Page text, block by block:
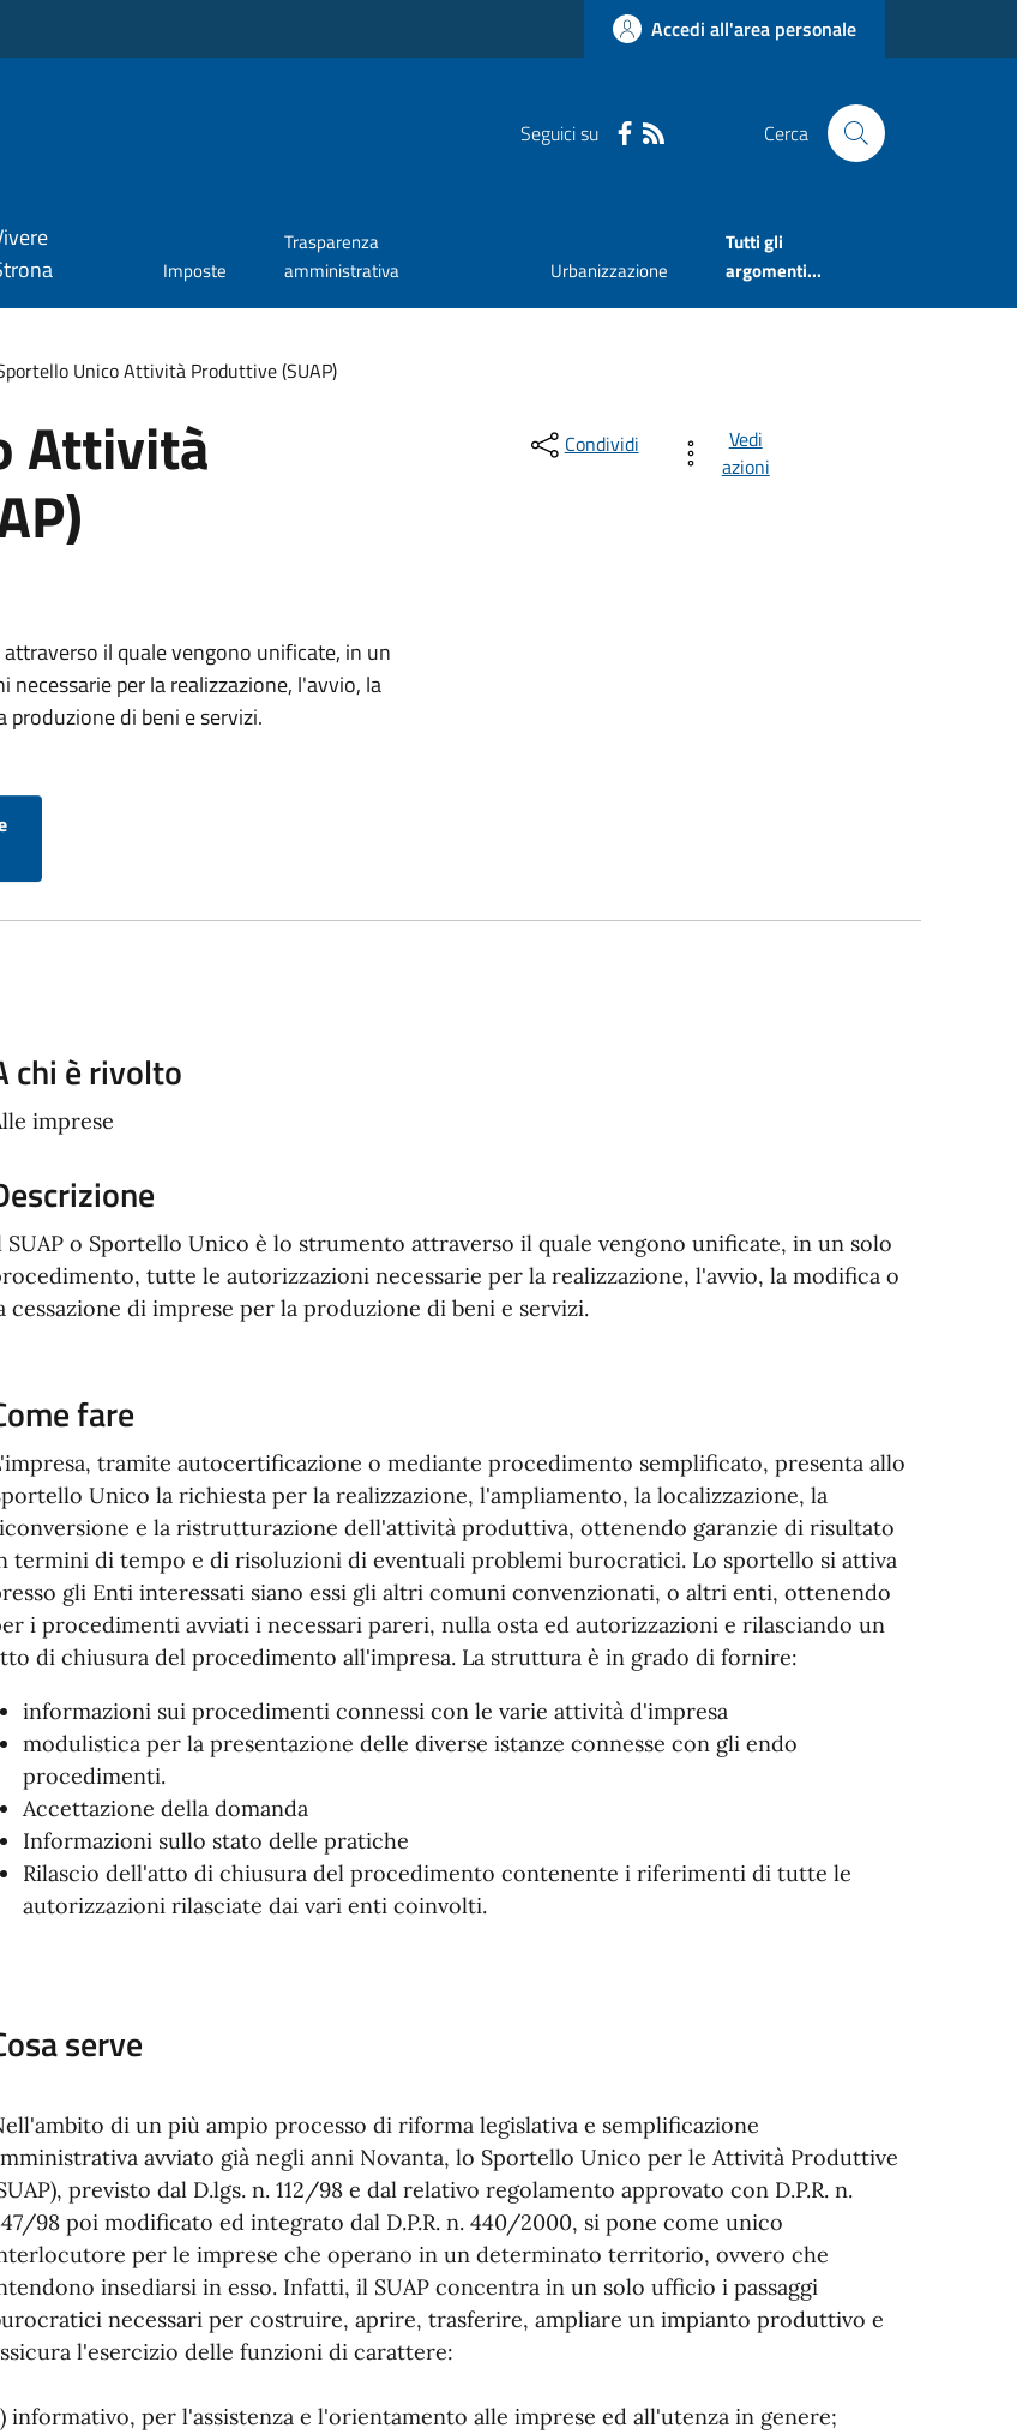
Accedi all'area personale
Seguici su Cerca
Imposte
Trasparenza
amministrativa
Urbanizzazione
Tutti gli
argomenti...
Unico Attività Produttive (SUAP)
Attività
il quale vengono unificate, in un
per la realizzazione, l'avvio, la
produzione di beni e servizi.
Condividi
Vedi
azioni
chi è rivolto
imprese
SUAP o Sportello Unico è lo strumento attraverso il quale vengono unificate, in un solo
tutte le autorizzazioni necessarie per la realizzazione, l'avvio, la modifica o
cessazione di imprese per la produzione di beni e servizi.
fare
tramite autocertificazione o mediante procedimento semplificato, presenta allo
Unico la richiesta per la realizzazione, l'ampliamento, la localizzazione, la
e la ristrutturazione dell'attività produttiva, ottenendo garanzie di risultato
termini di tempo e di risoluzioni di eventuali problemi burocratici. Lo sportello si attiva
gli Enti interessati siano essi gli altri comuni convenzionati, o altri enti, ottenendo
i procedimenti avviati i necessari pareri, nulla osta ed autorizzazioni e rilasciando un
di chiusura del procedimento all'impresa. La struttura è in grado di fornire:
informazioni sui procedimenti connessi con le varie attività d'impresa
modulistica per la presentazione delle diverse istanze connesse con gli endo
procedimenti.
Accettazione della domanda
Informazioni sullo stato delle pratiche
Rilascio dell'atto di chiusura del procedimento contenente i riferimenti di tutte le
autorizzazioni rilasciate dai vari enti coinvolti.
serve
di un più ampio processo di riforma legislativa e semplificazione
avviato già negli anni Novanta, lo Sportello Unico per le Attività Produttive
previsto dal D.lgs. n. 112/98 e dal relativo regolamento approvato con D.P.R. n.
98 poi modificato ed integrato dal D.P.R. n. 440/2000, si pone come unico
per le imprese che operano in un determinato territorio, ovvero che
insediarsi in esso. Infatti, il SUAP concentra in un solo ufficio i passaggi
necessari per costruire, aprire, trasferire, ampliare un impianto produttivo e
l'esercizio delle funzioni di carattere:
informativo, per l'assistenza e l'orientamento alle imprese ed all'utenza in genere;